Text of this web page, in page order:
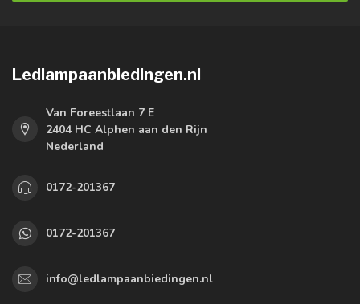
Ledlampaanbiedingen.nl
Van Foreestlaan 7 E
2404 HC Alphen aan den Rijn
Nederland
0172-201367
0172-201367
info@ledlampaanbiedingen.nl